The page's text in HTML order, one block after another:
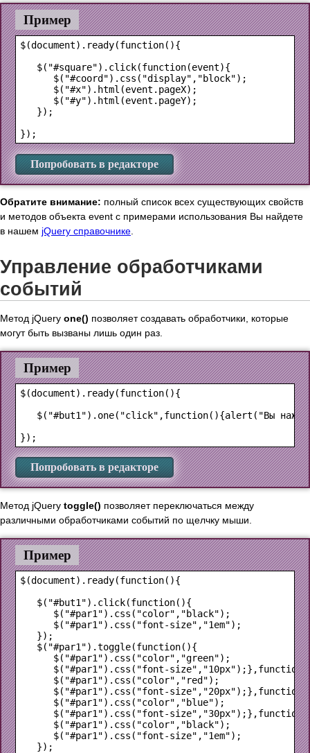
Пример
$(document).ready(function(){
   $("#square").click(function(event){
      $("#coord").css("display","block");
      $("#x").html(event.pageX);
      $("#y").html(event.pageY);
   });
Попробовать в редакторе
Обратите внимание: полный список всех существующих свойств
и методов объекта event с примерами использования Вы найдете
в нашем jQuery справочнике
Управление обработчиками
событий
Метод jQuery one() позволяет создавать обработчики, которые
могут быть вызваны лишь один раз.
Пример
$(document).ready(function(){
$("#but1").one("click",function(){alert("Вы
Попробовать в редакторе
Метод jQuery toggle() позволяет переключаться между
различными обработчиками событий по щелчку мыши.
Пример
$(document).ready(function(){
   $("#but1").click(function(){
      $("#par1").css("color","black");
      $("#par1").css("font-size","1em");
   });
   $("#par1").toggle(function(){
      $("#par1").css("color","green");
$("#par1").css("font-
      $("#par1").css("color","red");
$("#par1").css("font-
      $("#par1").css("color","blue");
$("#par1").css("font-
      $("#par1").css("color","black");
      $("#par1").css("font-size","1em");
   });